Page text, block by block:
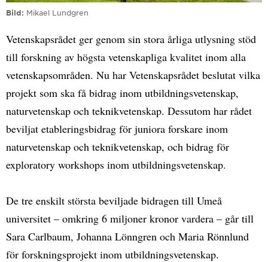
Bild Mikael Lundgren
Vetenskapsrådet ger genom sin stora årliga utlysning stöd
till forskning av högsta vetenskapliga kvalitet inom alla
vetenskapsområden. Nu har Vetenskapsrådet beslutat vilka
projekt som ska få bidrag inom utbildningsvetenskap,
naturvetenskap och teknikvetenskap. Dessutom har rådet
beviljat etableringsbidrag för juniora forskare inom
naturvetenskap och teknikvetenskap, och bidrag för
exploratory workshops inom utbildningsvetenskap.
De tre enskilt största beviljade bidragen till Umeå
universitet – omkring 6 miljoner kronor vardera – går till
Sara Carlbaum, Johanna Lönngren och Maria Rönnlund
för forskningsprojekt inom utbildningsvetenskap.